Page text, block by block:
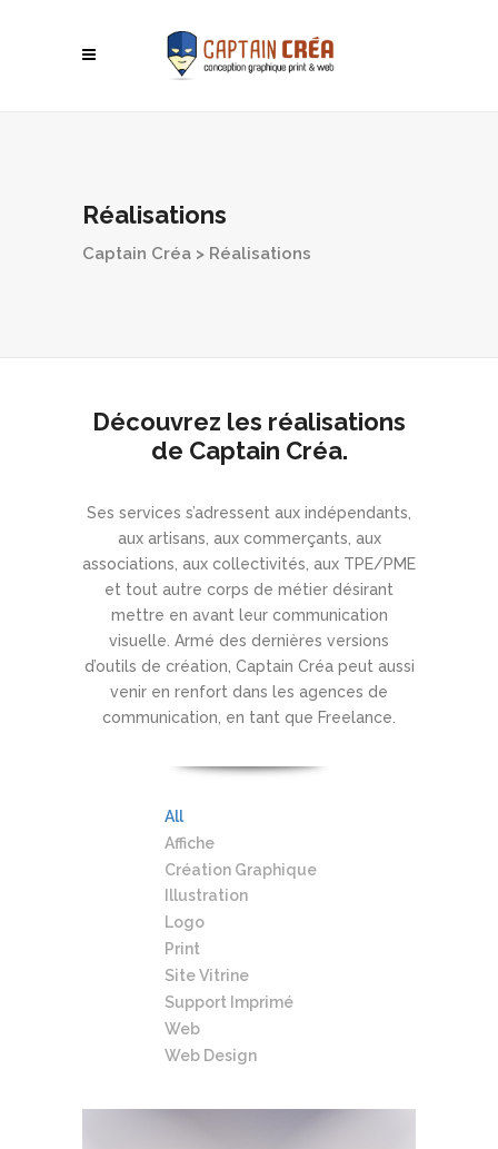
Réalisations
Captain Créa > Réalisations
Découvrez les réalisations
de Captain Créa.
Ses services s’adressent aux indépendants,
aux artisans, aux commerçants, aux
associations, aux collectivités, aux TPE/PME
et tout autre corps de métier désirant
mettre en avant leur communication
visuelle. Armé des dernières versions
d’outils de création, Captain Créa peut aussi
venir en renfort dans les agences de
communication, en tant que Freelance.
All
Affiche
Création Graphique
Illustration
Logo
Print
Site Vitrine
Support Imprimé
Web
Web Design